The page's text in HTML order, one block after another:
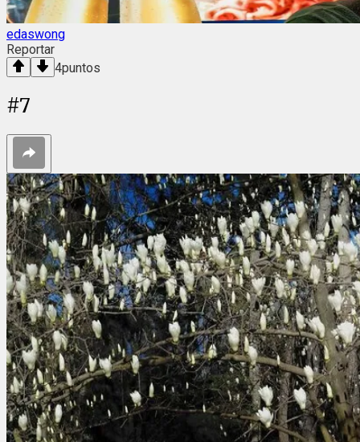
edaswong
Reportar
4puntos
#7